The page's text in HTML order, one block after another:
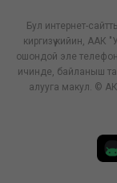
Бул интернет-
киргизүү кийин,
ошондой эле
ичинде, байланыш
алууга макул. ©